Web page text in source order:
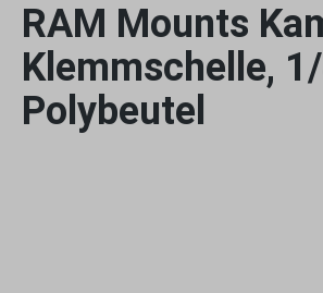
RAM Mounts
Klemmschelle,
Polybeutel